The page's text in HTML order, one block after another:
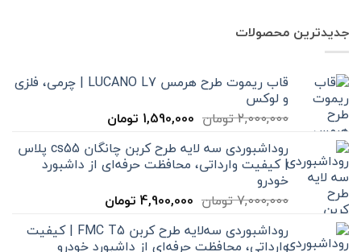
جدیدترین محصولات
قاب ریموت طرح هرمس LUCANO L7 | چرمی، فلزی
و لوکس
2,000,000تومان قیمت
2,000,000 تومان
بود.
1,590,000 تومانقیمت
1,590,000 تومان
است.
روداشبوردی سه‌ لایه طرح کربن چانگان cs55 پلاس
| کیفیت وارداتی، محافظت حرفه‌ای از داشبورد
خودرو
7,000,000تومان قیمت
7,000,000 تومان
4,900,000 تومانقیمت
4,900,000 تومان
روداشبوردی سه‌لایه طرح کربن FMC T5 | کیفیت
وارداتی، محافظت حرفه‌ای از داشبورد خودرو